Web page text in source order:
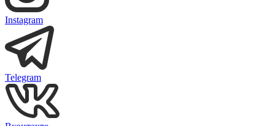
Instagram
Telegram